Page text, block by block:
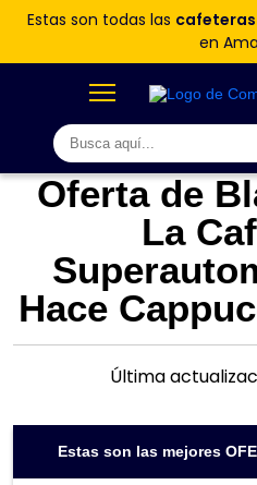
Estas son todas las
en
Oferta de
La
Hace
Última
Estas son las mejores